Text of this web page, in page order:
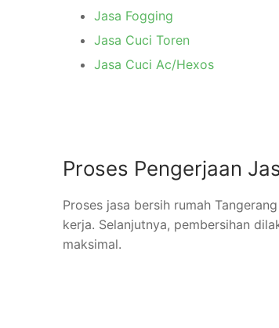
Jasa Fogging
Jasa Cuci Toren
Jasa Cuci Ac/Hexos
Proses Pengerjaan
Proses jasa bersih rumah
kerja. Selanjutnya, pembersihan
maksimal.